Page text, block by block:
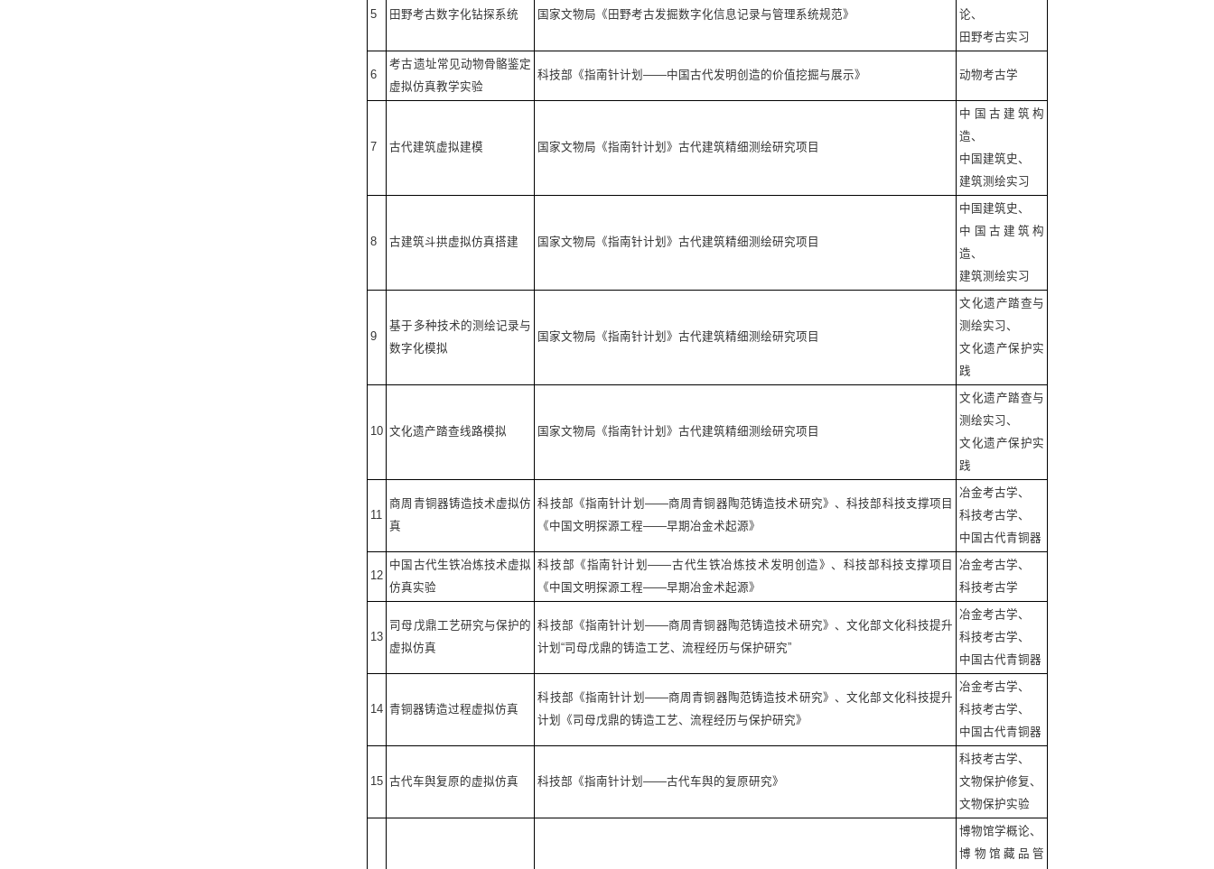
5 田野考古数字化钻探系统 国家文物局《田野考古发掘数字化信息记录与管理系统规范》
论、
田野考古实习
6
考古遗址常见动物骨骼鉴定
虚拟仿真教学实验
科技部《指南针计划——中国古代发明创造的价值挖掘与展示》 动物考古学
7 古代建筑虚拟建模 国家文物局《指南针计划》古代建筑精细测绘研究项目
中国古建筑构
造、
中国建筑史、
建筑测绘实习
8 古建筑斗拱虚拟仿真搭建 国家文物局《指南针计划》古代建筑精细测绘研究项目
中国建筑史、
中国古建筑构
造、
建筑测绘实习
9
基于多种技术的测绘记录与
数字化模拟
国家文物局《指南针计划》古代建筑精细测绘研究项目
文化遗产踏查与
测绘实习、
文化遗产保护实
践
10 文化遗产踏查线路模拟 国家文物局《指南针计划》古代建筑精细测绘研究项目
文化遗产踏查与
测绘实习、
文化遗产保护实
践
11
商周青铜器铸造技术虚拟仿
真
科技部《指南针计划——商周青铜器陶范铸造技术研究》、科技部科技支撑项目
《中国文明探源工程——早期冶金术起源》
冶金考古学、
科技考古学、
中国古代青铜器
12
中国古代生铁冶炼技术虚拟
仿真实验
科技部《指南针计划——古代生铁冶炼技术发明创造》、科技部科技支撑项目
《中国文明探源工程——早期冶金术起源》
冶金考古学、
科技考古学
13
司母戊鼎工艺研究与保护的
虚拟仿真
科技部《指南针计划——商周青铜器陶范铸造技术研究》、文化部文化科技提升
计划“司母戊鼎的铸造工艺、流程经历与保护研究”
冶金考古学、
科技考古学、
中国古代青铜器
14 青铜器铸造过程虚拟仿真
科技部《指南针计划——商周青铜器陶范铸造技术研究》、文化部文化科技提升
计划《司母戊鼎的铸造工艺、流程经历与保护研究》
冶金考古学、
科技考古学、
中国古代青铜器
15 古代车舆复原的虚拟仿真 科技部《指南针计划——古代车舆的复原研究》
科技考古学、
文物保护修复、
文物保护实验
博物馆学概论、
博物馆藏品管